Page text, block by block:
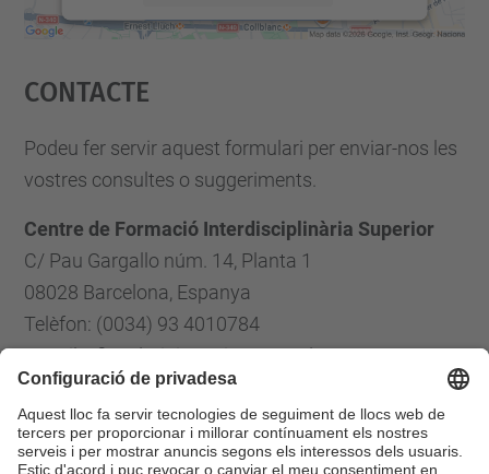
powered by
Contacte
Podeu fer servir aquest formulari per enviar-nos les
vostres consultes o suggeriments.
Centre de Formació Interdisciplinària Superior
C/ Pau Gargallo núm. 14, Planta 1
08028 Barcelona, Espanya
Telèfon: (0034) 93 4010784
E-mail: cfis.administracio@upc.edu
Formulari de contacte
Llista Xarxes Socials